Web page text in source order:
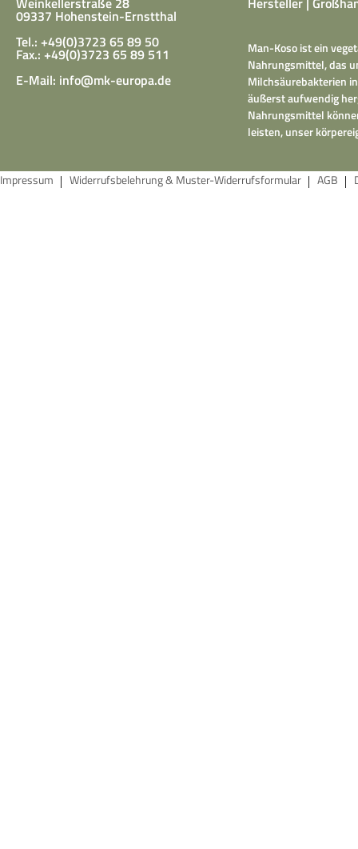
09337 Hohenstein-Ernstthal
Tel.: +49(0)3723 65 89 50
Fax.: +49(0)3723 65 89 511
E-Mail: info@mk-europa.de
Man-Koso ist ein
Nahrungsmittel, das
Milchsäurebakterien
äußerst aufwendig
Nahrungsmittel
leisten, unser
Impressum Widerrufsbelehrung & Muster-Widerrufsformular AGB